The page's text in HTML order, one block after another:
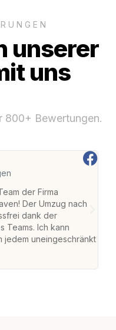
unserer
uns
800+ Bewertungen.
der Firma
Der Umzug nach
dank der
Teams. Ich kann
jedem uneingeschränkt